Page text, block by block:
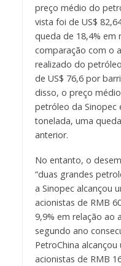
preço médio do
vista foi de US$
queda de 18,4% em
comparação com o
realizado do
de US$ 76,6 por
disso, o preço
petróleo da Sinopec
tonelada, uma
anterior.
No entanto, o
“duas grandes
a Sinopec alcançou
acionistas de RMB
9,9% em relação ao
segundo ano
PetroChina
acionistas de RMB